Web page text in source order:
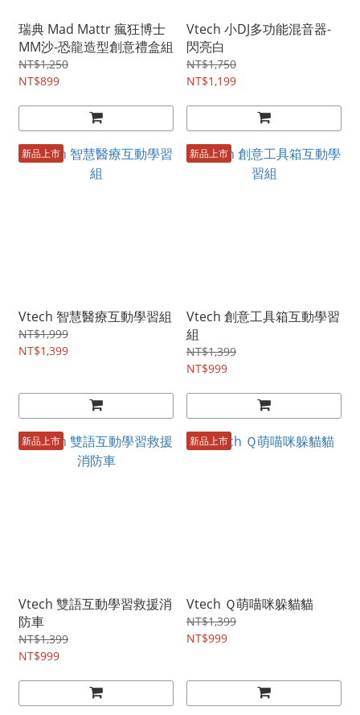
瑞典 Mad Mattr 瘋狂博士
MM沙-恐龍造型創意禮盒組
NT$1,250
NT$899
Vtech 小DJ多功能混音器-
閃亮白
NT$1,750
NT$1,199
新品上市
Vtech 智慧醫療互動學習組
NT$1,999
NT$1,399
新品上市
Vtech 創意工具箱互動學習
組
NT$1,399
NT$999
新品上市
Vtech 雙語互動學習救援消
防車
NT$1,399
NT$999
新品上市
Vtech Ｑ萌喵咪躲貓貓
NT$1,399
NT$999